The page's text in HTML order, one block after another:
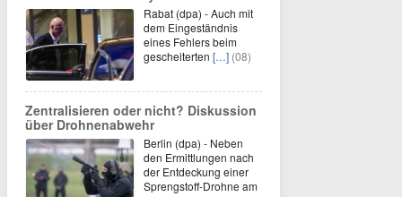
Rabat (dpa) - Auch mit
dem Eingeständnis
eines Fehlers beim
gescheiterten […] (08)
Zentralisieren oder nicht? Diskussion
über Drohnenabwehr
Berlin (dpa) - Neben
den Ermittlungen nach
der Entdeckung einer
Sprengstoff-Drohne am